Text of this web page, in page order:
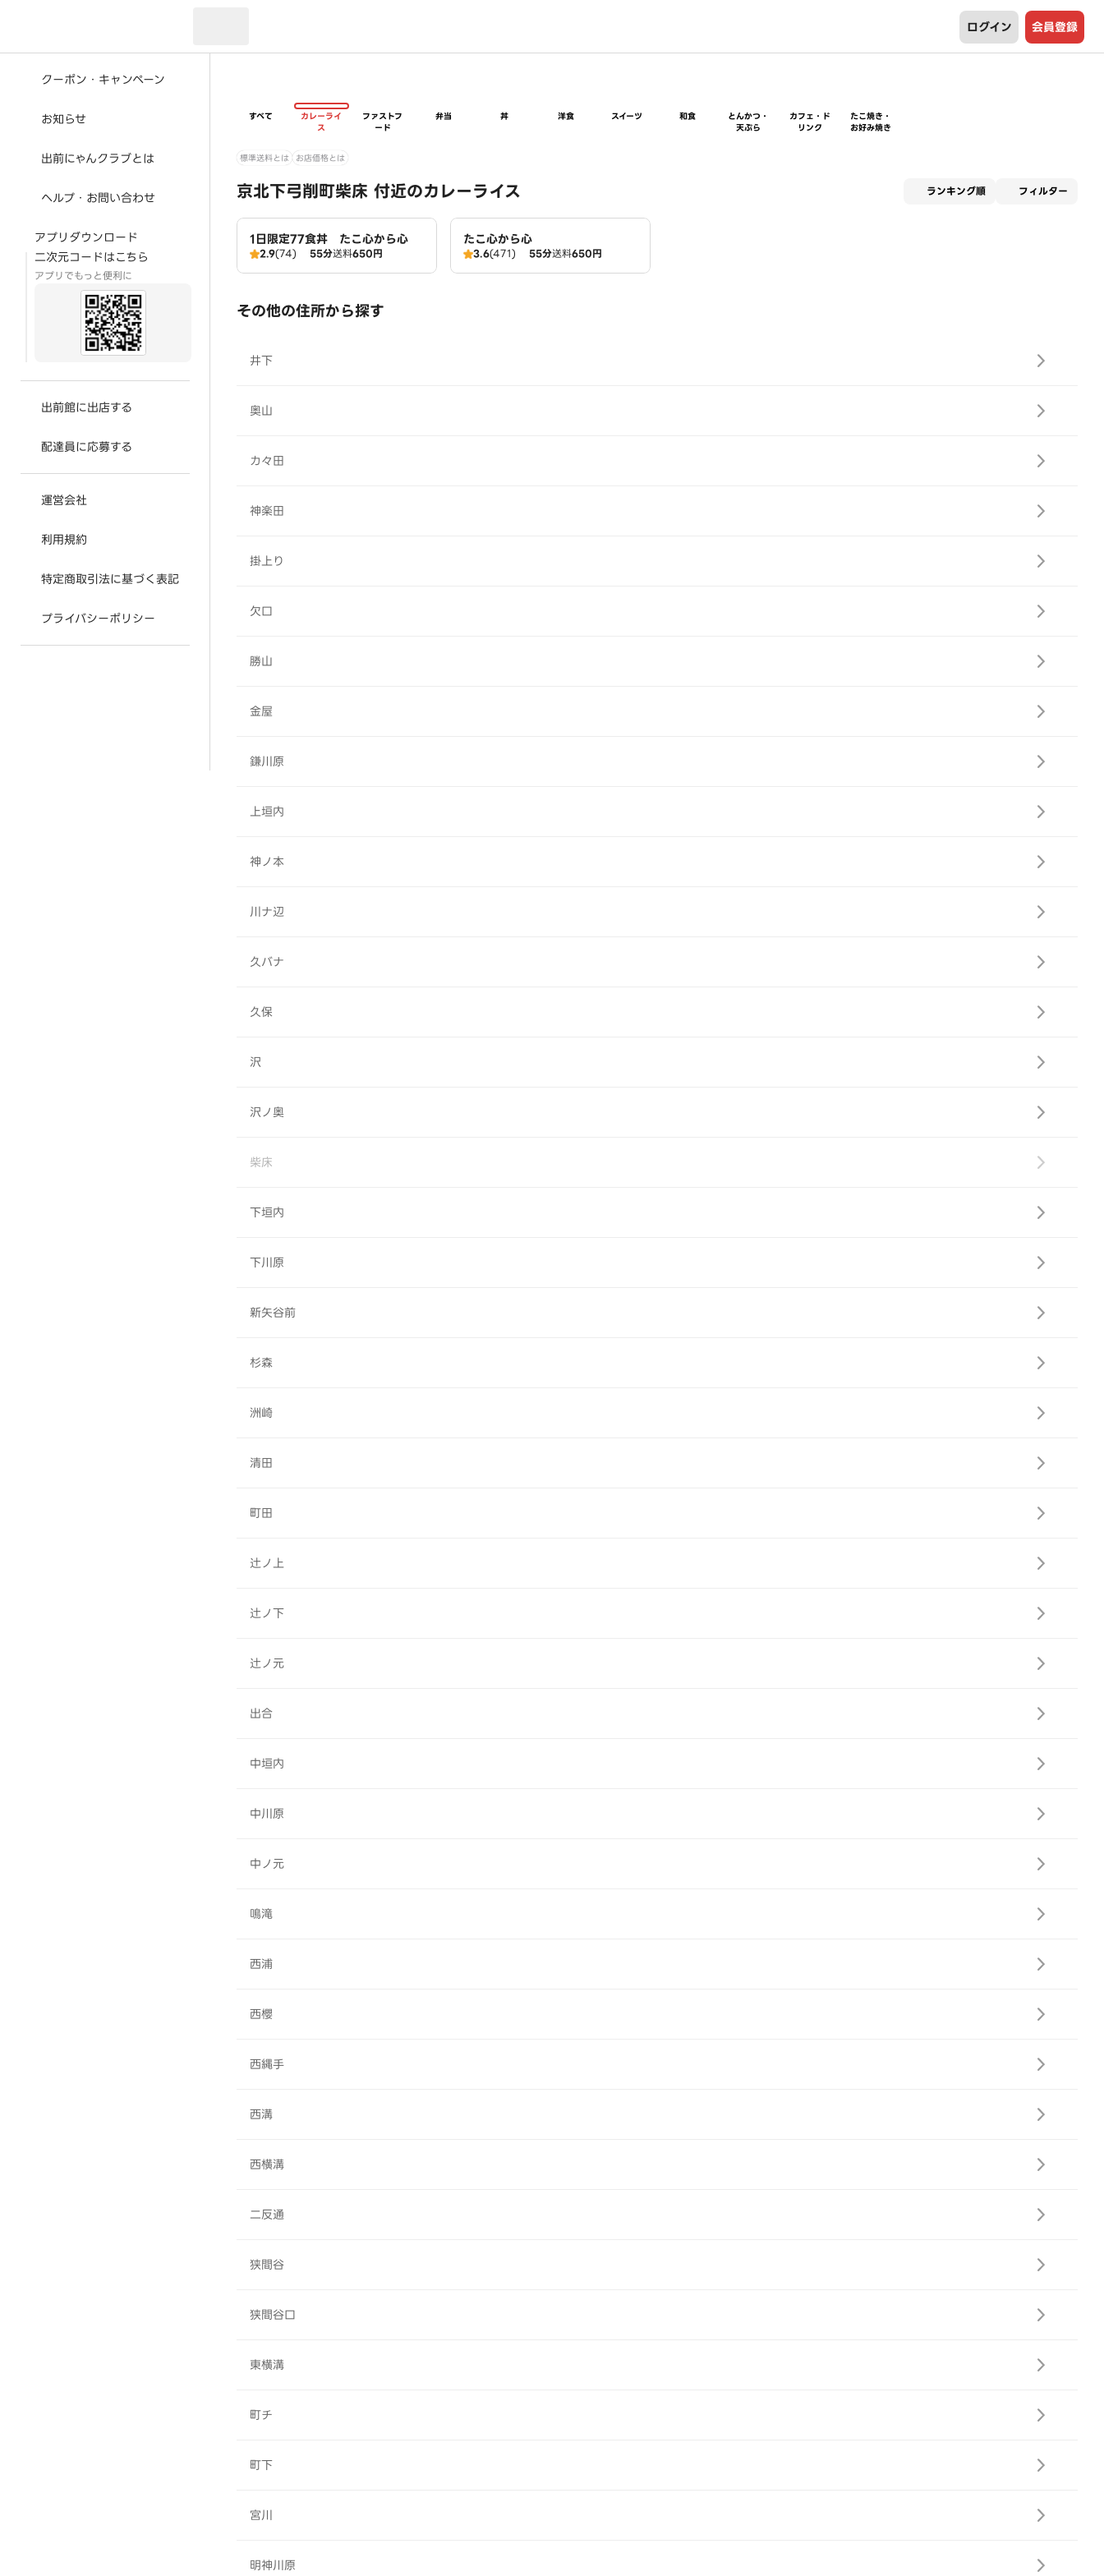
ログイン 会員登録
クーポン・キャンペーン
お知らせ
出前にゃんクラブとは
ヘルプ・お問い合わせ
アプリダウンロード
二次元コードはこちら
アプリでもっと便利に
出前館に出店する
配達員に応募する
運営会社
利用規約
特定商取引法に基づく表記
プライバシーポリシー
すべて
カレーライ
ス
ファストフ
ード
弁当 丼 洋食 スイーツ 和食
とんかつ・
天ぷら
カフェ・ド
リンク
たこ焼き・
お好み焼き
標準送料とは お店価格とは
京北下弓削町柴床 付近のカレーライス ランキング順 フィルター
1日限定77食丼 たこ心から心
2.9(74) 55分送料650円
たこ心から心
3.6(471) 55分送料650円
その他の住所から探す
井下
奥山
カ々田
神楽田
掛上り
欠口
勝山
金屋
鎌川原
上垣内
神ノ本
川ナ辺
久バナ
久保
沢
沢ノ奥
柴床
下垣内
下川原
新矢谷前
杉森
洲崎
清田
町田
辻ノ上
辻ノ下
辻ノ元
出合
中垣内
中川原
中ノ元
鳴滝
西浦
西櫻
西縄手
西溝
西横溝
二反通
狭間谷
狭間谷口
東横溝
町チ
町下
宮川
明神川原